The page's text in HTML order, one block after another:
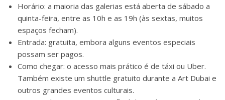
Horário: a maioria das galerias está aberta de sábado a
quinta-feira, entre as 10h e as 19h (às sextas, muitos
espaços fecham).
Entrada: gratuita, embora alguns eventos especiais
possam ser pagos.
Como chegar: o acesso mais prático é de táxi ou Uber.
Também existe um shuttle gratuito durante a Art Dubai e
outros grandes eventos culturais.